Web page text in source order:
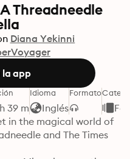
Threadneedle
Diana Yekinni
la app
39 m
Idioma
Inglés
Formato
in the magical world of
and The Times